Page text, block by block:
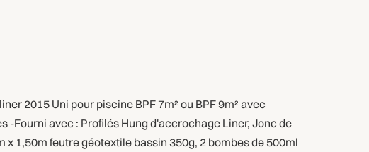
2015 Uni pour piscine BPF 7m² ou BPF 9m² avec
-Fourni avec : Profilés Hung d'accrochage Liner, Jonc de
x 1,50m feutre géotextile bassin 350g, 2 bombes de 500ml